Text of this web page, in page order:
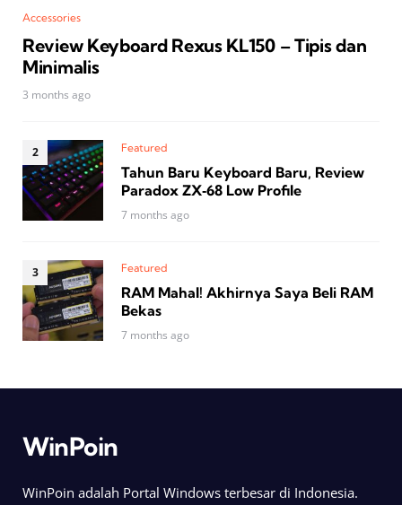
Accessories
Review Keyboard Rexus KL150 – Tipis dan
Minimalis
3 months ago
Featured
Tahun Baru Keyboard Baru, Review
Paradox ZX‑68 Low Profile
7 months ago
Featured
RAM Mahal! Akhirnya Saya Beli RAM
Bekas
7 months ago
WinPoin
WinPoin adalah Portal Windows terbesar di Indonesia.